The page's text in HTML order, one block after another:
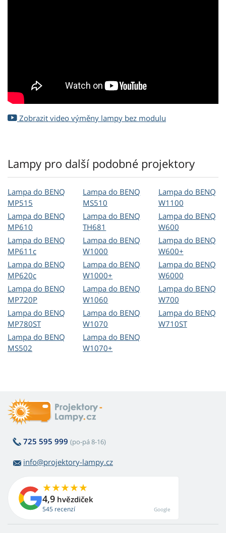
Zobrazit video výměny lampy bez modulu
Lampy pro další podobné projektory
Lampa do BENQ
MP515
Lampa do BENQ
MP610
Lampa do BENQ
MP611c
Lampa do BENQ
MP620c
Lampa do BENQ
MP720P
Lampa do BENQ
MP780ST
Lampa do BENQ
MS502
Lampa do BENQ
MS510
Lampa do BENQ
TH681
Lampa do BENQ
W1000
Lampa do BENQ
W1000+
Lampa do BENQ
W1060
Lampa do BENQ
W1070
Lampa do BENQ
W1070+
Lampa do BENQ
W1100
Lampa do BENQ
W600
Lampa do BENQ
W600+
Lampa do BENQ
W6000
Lampa do BENQ
W700
Lampa do BENQ
W710ST
725 595 999 (po-pá 8-16)
info@projektory-lampy.cz
4,9 hvězdiček
545 recenzí Google